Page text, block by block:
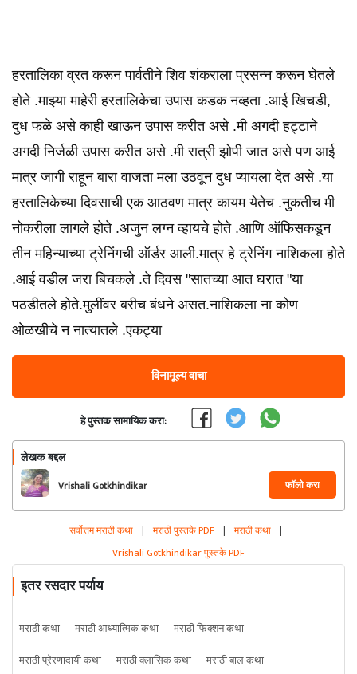
हरतालिका व्रत करून पार्वतीने शिव शंकराला प्रसन्न करून घेतले
होते .माझ्या माहेरी हरतालिकेचा उपास कडक नव्हता .आई खिचडी,
दुध फळे असे काही खाऊन उपास करीत असे .मी अगदी हट्टाने
अगदी निर्जळी उपास करीत असे .मी रात्री झोपी जात असे पण आई
मात्र जागी राहून बारा वाजता मला उठवून दुध प्यायला देत असे .या
हरतालिकेच्या दिवसाची एक आठवण मात्र कायम येतेच .नुकतीच मी
नोकरीला लागले होते .अजुन लग्न व्हायचे होते .आणि ऑफिसकडून
तीन महिन्याच्या ट्रेनिंगची ऑर्डर आली.मात्र हे ट्रेनिंग नाशिकला होते
.आई वडील जरा बिचकले .ते दिवस "सातच्या आत घरात "या
पठडीतले होते.मुलींवर बरीच बंधने असत.नाशिकला ना कोण
ओळखीचे न नात्यातले .एकट्या
विनामूल्य वाचा
हे पुस्तक सामायिक करा:
लेखक बद्दल
Vrishali Gotkhindikar फॉलो करा
सर्वोत्तम मराठी कथा | मराठी पुस्तके PDF | मराठी कथा |
Vrishali Gotkhindikar पुस्तके PDF
इतर रसदार पर्याय
मराठी कथा मराठी आध्यात्मिक कथा
मराठी फिक्शन कथा
मराठी प्रेरणादायी कथा
मराठी क्लासिक कथा मराठी बाल कथा